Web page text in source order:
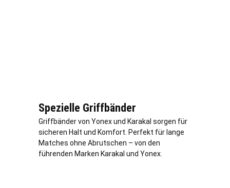
Spezielle Griffbänder
Griffbänder von Yonex und Karakal sorgen für
sicheren Halt und Komfort. Perfekt für lange
Matches ohne Abrutschen – von den
führenden Marken Karakal und Yonex.